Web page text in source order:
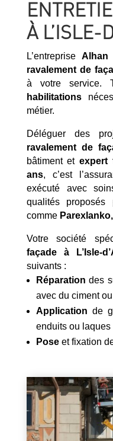
À L’ISLE-
L’entreprise Alhan
ravalement de
à votre service.
habilitations
métier.
Déléguer des
ravalement de
bâtiment etexpert
ans, c’est
exécuté avec
qualités
comme
Votre société
façade à L’Isle-
suivants :
Réparation des
avec du ciment
Application de
enduits ou laques
Poseet fixation